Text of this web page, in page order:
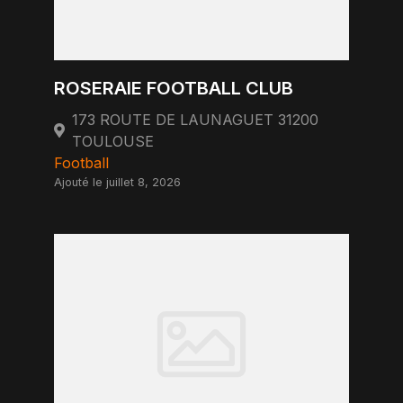
ROSERAIE FOOTBALL CLUB
173 ROUTE DE LAUNAGUET 31200
TOULOUSE
Football
Ajouté le juillet 8, 2026